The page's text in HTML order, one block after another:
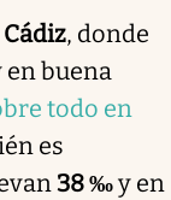
, donde
en buena
todo en
es
38 ‰y en